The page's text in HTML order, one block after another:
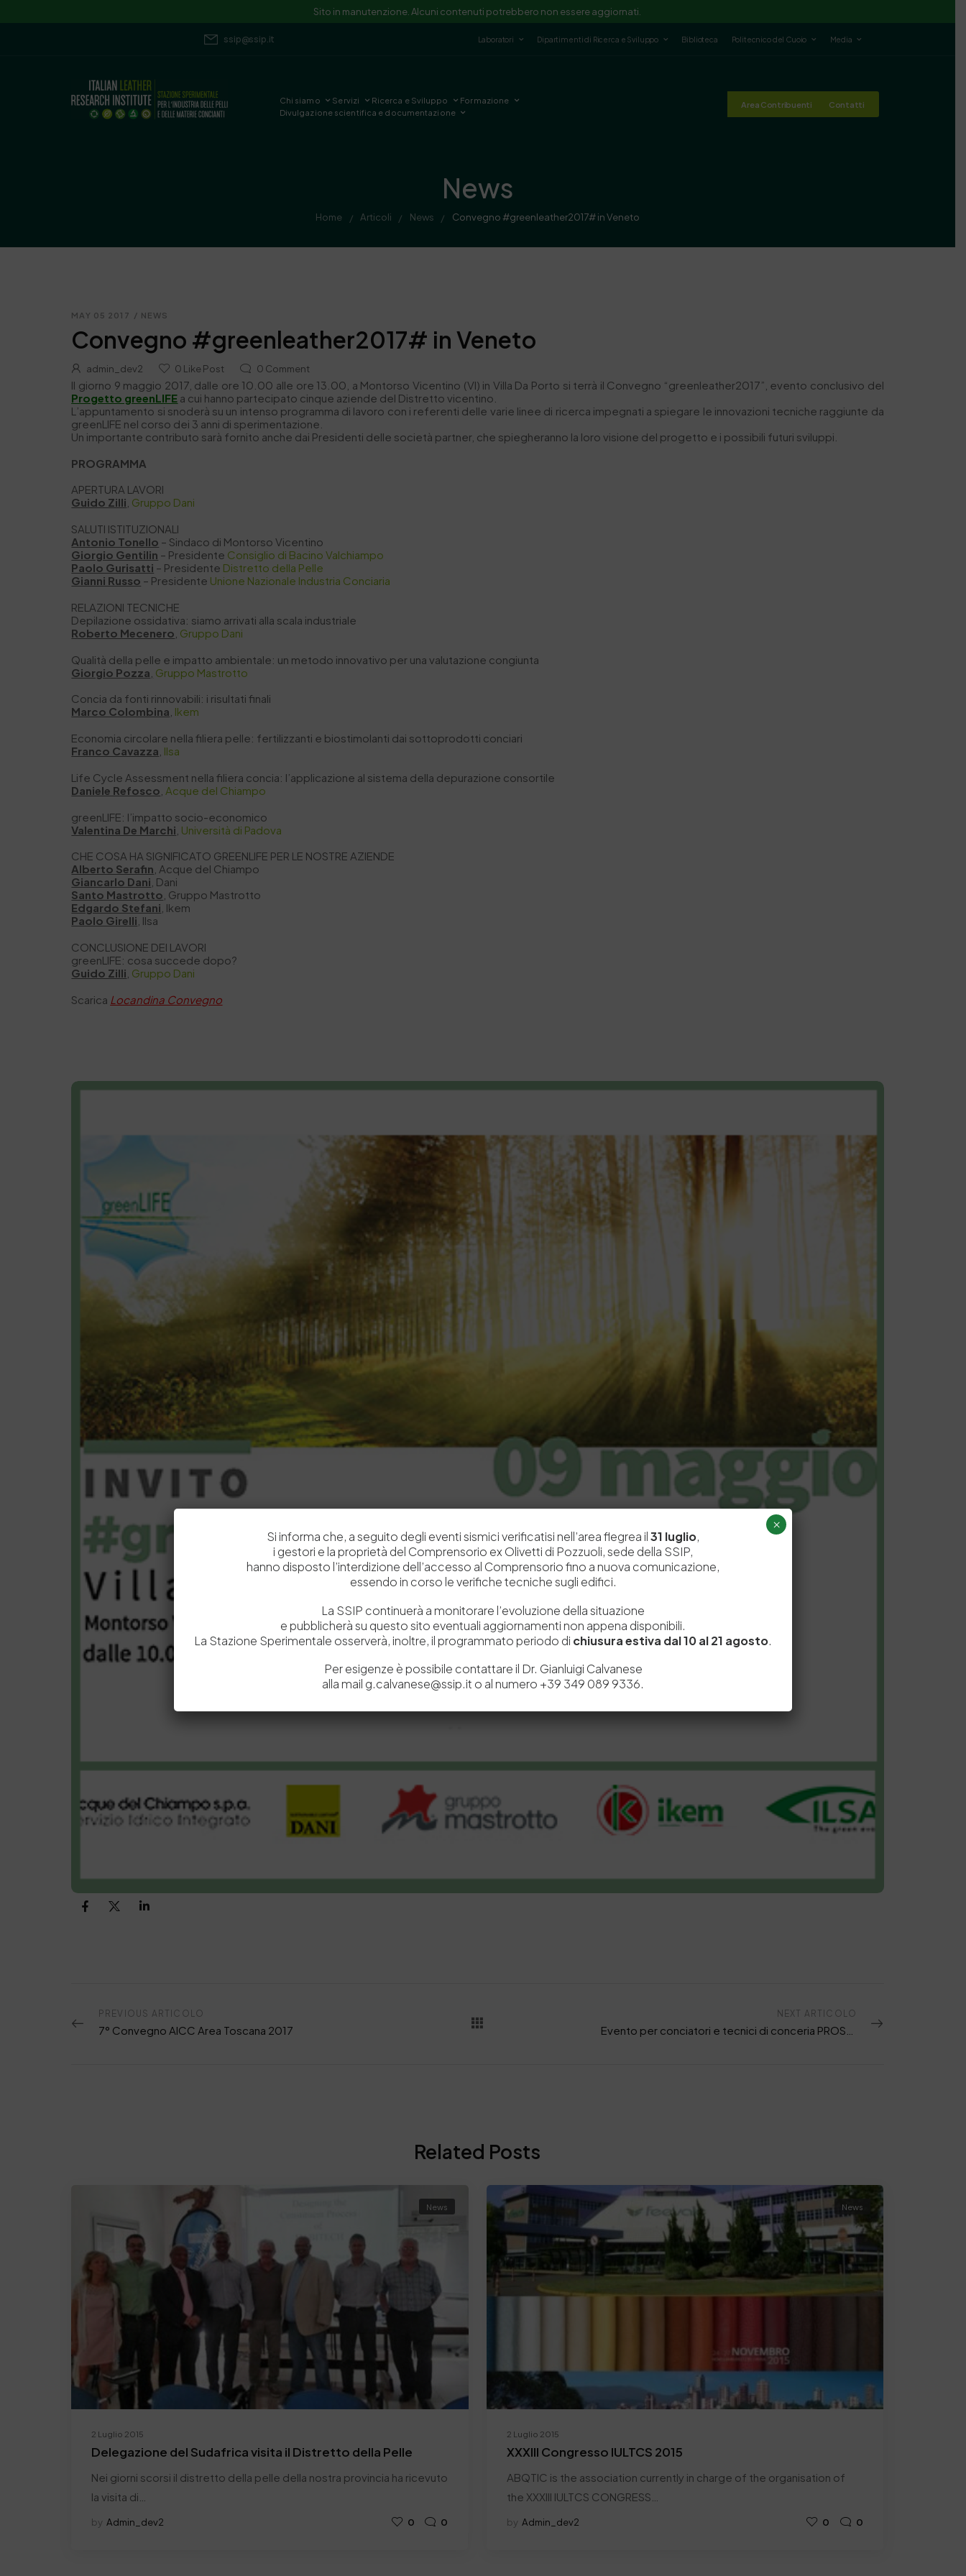
Sito in manutenzione. Alcuni contenuti potrebbero non essere aggiornati.
ssip@ssip.it Laboratori Dipartimenti di Ricerca e Sviluppo Biblioteca Politecnico del Cuoio Media
Chi siamo Servizi Ricerca e Sviluppo
Formazione
Divulgazione scientifica e documentazione
Area Contribuenti Contatti
News
Home / Articoli / News / Convegno #greenleather2017# in Veneto
MAY 05 2017 / NEWS
Convegno #greenleather2017# in Veneto
admin_dev2 0 Like Post 0 Comment
Il giorno 9 maggio 2017, dalle ore 10.00 alle ore 13.00, a Montorso Vicentino (VI) in Villa Da Porto si terrà il Convegno “greenleather2017”, evento conclusivo del
Progetto greenLIFE a cui hanno partecipato cinque aziende del Distretto vicentino.
L’appuntamento si snoderà su un intenso programma di lavoro con i referenti delle varie linee di ricerca impegnati a spiegare le innovazioni tecniche raggiunte da
greenLIFE nel corso dei 3 anni di sperimentazione.
Un importante contributo sarà fornito anche dai Presidenti delle società partner, che spiegheranno la loro visione del progetto e i possibili futuri sviluppi.
PROGRAMMA
APERTURA LAVORI
Guido Zilli Gruppo Dani
SALUTI ISTITUZIONALI
Antonio Tonello – Sindaco di Montorso Vicentino
Giorgio Gentilin – Presidente Consiglio di Bacino Valchiampo
Paolo Gurisatti – Presidente Distretto della Pelle
Gianni Russo – Presidente Unione Nazionale Industria Conciaria
RELAZIONI TECNICHE
Depilazione ossidativa: siamo arrivati alla scala industriale
Roberto Mecenero Gruppo Dani
Qualità della pelle e impatto ambientale: un metodo innovativo per una valutazione congiunta
Giorgio Pozza Gruppo Mastrotto
Concia da fonti rinnovabili: i risultati finali
Marco Colombina Ikem
Economia circolare nella filiera pelle: fertilizzanti e biostimolanti dai sottoprodotti conciari
Franco Cavazza Ilsa
Life Cycle Assessment nella filiera concia: l’applicazione al sistema della depurazione consortile
Daniele Refosco Acque del Chiampo
greenLIFE: l’impatto socio-economico
Valentina De Marchi Università di Padova
CHE COSA HA SIGNIFICATO GREENLIFE PER LE NOSTRE AZIENDE
Alberto Serafin , Acque del Chiampo
Giancarlo Dani , Dani
Santo Mastrotto , Gruppo Mastrotto
Edgardo Stefani , Ikem
Paolo Girelli , Ilsa
CONCLUSIONE DEI LAVORI
greenLIFE: cosa succede dopo?
Guido Zilli Gruppo Dani
Scarica Locandina Convegno
PREVIOUS ARTICOLO
7° Convegno AICC Area Toscana 2017
NEXT ARTICOLO
Related Posts
2 Luglio 2015
News
Delegazione del Sudafrica visita il Distretto della Pelle
Nei giorni scorsi il distretto della pelle della nostra provincia ha ricevuto
la visita di…
by Admin_dev2 0 0
2 Luglio 2015
News
XXXIII Congresso IULTCS 2015
ABQTIC is the association currently in charge of the organisation of
the XXXIII IULTCS CONGRESS…
by Admin_dev2 0 0
Si informa che, a seguito degli eventi sismici verificatisi nell’area flegrea il31 luglio,
i gestori e la proprietà del Comprensorio ex Olivetti di Pozzuoli, sede della SSIP,
hanno disposto l’interdizione dell’accesso al Comprensorio fino a nuova comunicazione,
essendo in corso le verifiche tecniche sugli edifici.
La SSIP continuerà a monitorare l’evoluzione della situazione
e pubblicherà su questo sito eventuali aggiornamenti non appena disponibili.
La Stazione Sperimentale osserverà, inoltre, il programmato periodo di chiusura estiva dal 10 al 21 agosto.
Per esigenze è possibile contattare il Dr. Gianluigi Calvanese
alla mail g.calvanese@ssip.it o al numero +39 349 089 9336.
×